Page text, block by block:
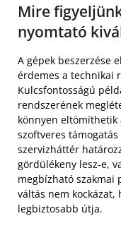
Mire figyeljünk
nyomtató
A gépek beszerzése
érdemes a technikai
Kulcsfontosságú
rendszerének
könnyen eltömíthetik
szoftveres
szervizháttér
gördülékeny lesz-e,
megbízható szakmai
váltás nem kockázat,
legbiztosabb útja.